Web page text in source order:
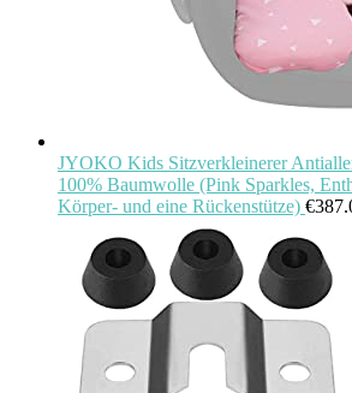
JYOKO Kids Sitzverkleinerer
100% Baumwolle (Pink Sparkles,
Körper- und eine Rückenstütze) €